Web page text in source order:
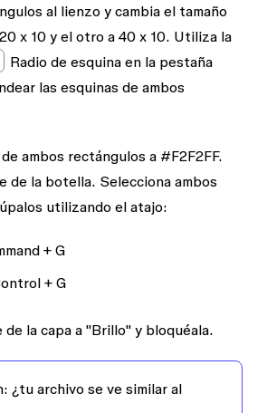
al lienzo y cambia el tamaño
x 10 y el otro a 40 x 10. Utiliza la
Radio de esquinaen la pestaña
las esquinas de ambos
ambos rectángulos a #F2F2FF.
de la botella. Selecciona ambos
utilizando el atajo:
+ G
+ G
de la capa a "Brillo" y bloquéala.
¿tu archivo se ve similar al